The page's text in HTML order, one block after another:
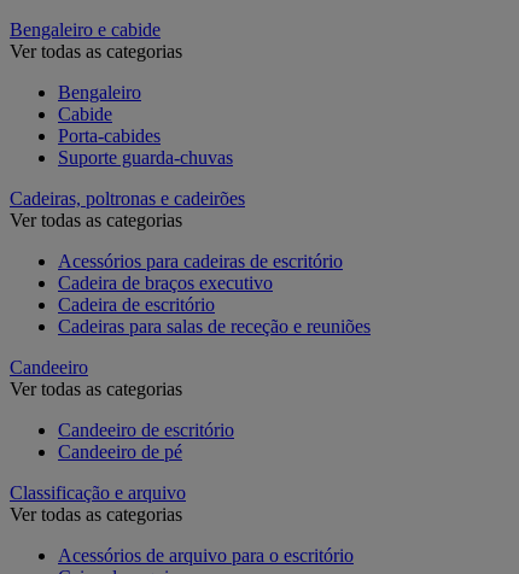
Bengaleiro e cabide
Ver todas as categorias
Bengaleiro
Cabide
Porta-cabides
Suporte guarda-chuvas
Cadeiras, poltronas e cadeirões
Ver todas as categorias
Acessórios para cadeiras de escritório
Cadeira de braços executivo
Cadeira de escritório
Cadeiras para salas de receção e reuniões
Candeeiro
Ver todas as categorias
Candeeiro de escritório
Candeeiro de pé
Classificação e arquivo
Ver todas as categorias
Acessórios de arquivo para o escritório